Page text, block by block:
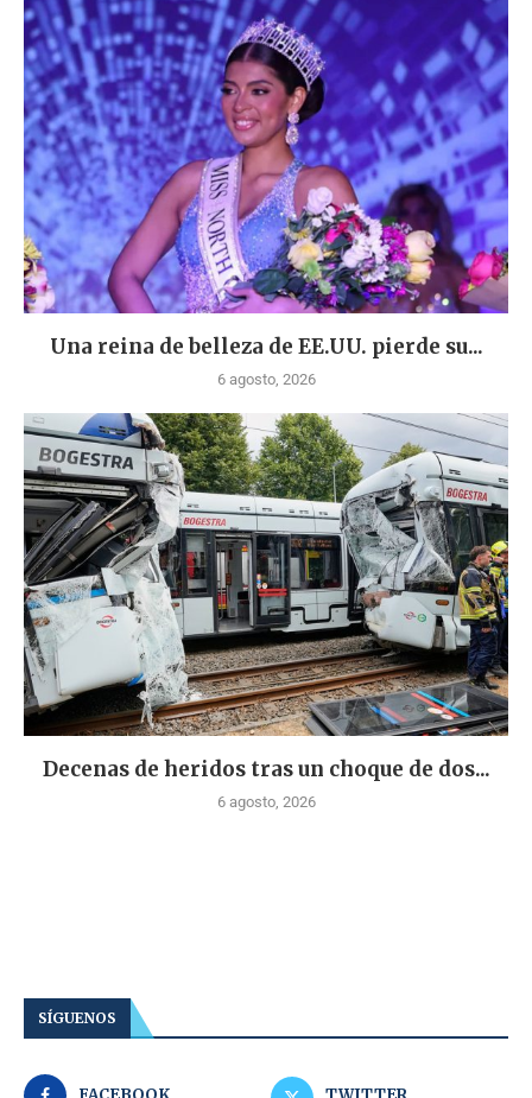
Una reina de belleza de EE.UU. pierde su...
6 agosto, 2026
Decenas de heridos tras un choque de dos...
6 agosto, 2026
SÍGUENOS